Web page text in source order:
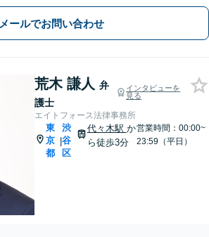
メールでお問い合わせ
荒木 謙人 弁
護士
インタビューを
見る
エイトフォース法律事務所
東
京
都
|
渋
谷
区
代々木駅 か
ら徒歩3分
営業時間：00:00~
23:59（平日）